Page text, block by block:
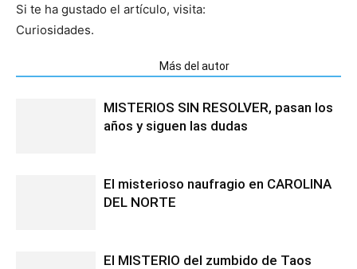
Si te ha gustado el artículo, visita:
Curiosidades.
Más del autor
MISTERIOS SIN RESOLVER, pasan los
años y siguen las dudas
El misterioso naufragio en CAROLINA
DEL NORTE
El MISTERIO del zumbido de Taos